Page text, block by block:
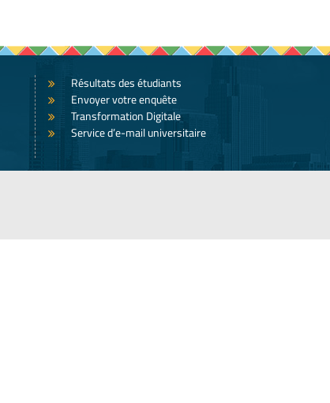
Résultats des étudiants
Envoyer votre enquête
Transformation Digitale
Service d’e-mail universitaire